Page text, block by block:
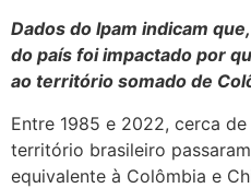
Dados do Ipam indicam
do país foi impactado por
ao território somado de
Entre 1985 e 2022, cerca
território brasileiro
equivalente à Colômbia e